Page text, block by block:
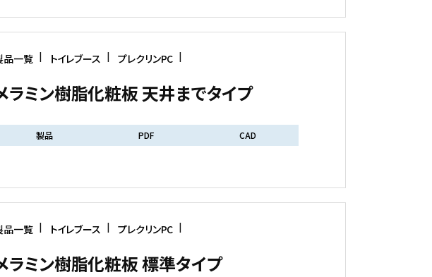
品一覧 トイレブース プレクリンPC
ラミン樹脂化粧板 天井までタイプ
製品 PDF CAD
品一覧 トイレブース プレクリンPC
ラミン樹脂化粧板 標準タイプ